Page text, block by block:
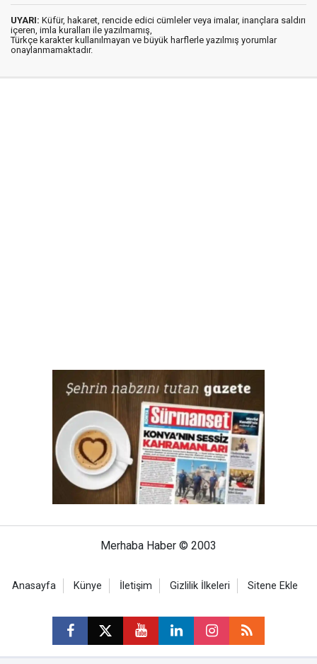
UYARI: Küfür, hakaret, rencide edici cümleler veya imalar, inançlara saldırı
içeren, imla kuralları ile yazılmamış,
Türkçe karakter kullanılmayan ve büyük harflerle yazılmış yorumlar
onaylanmamaktadır.
Merhaba Haber © 2003
Anasayfa Künye İletişim Gizlilik İlkeleri Sitene Ekle